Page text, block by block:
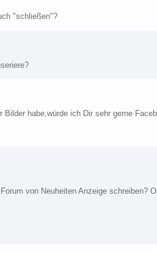
"schließen"?
habe,würde ich Dir sehr gerne
von Neuheiten Anzeige schreiben?